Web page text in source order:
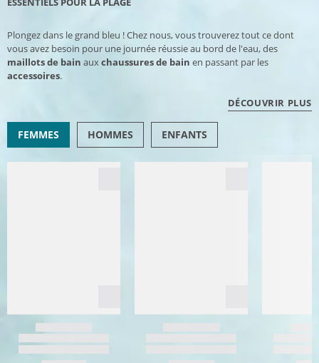
Plongez dans le grand bleu ! Chez nous, vous trouverez tout ce dont
vous avez besoin pour une journée réussie au bord de l'eau, des
maillots de bain auxchaussures de bain en passant par les
accessoires.
DÉCOUVRIR PLUS
FEMMES HOMMES ENFANTS